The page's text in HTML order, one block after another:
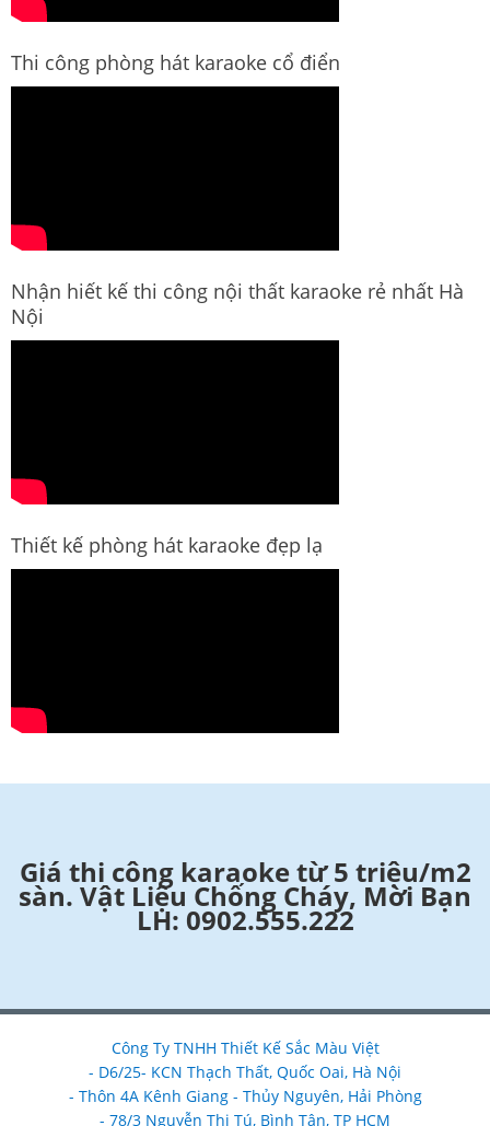
Thi công phòng hát karaoke cổ điển
Nhận hiết kế thi công nội thất karaoke rẻ nhất Hà
Nội
Thiết kế phòng hát karaoke đẹp lạ
Giá thi công karaoke từ 5 triệu/m2
sàn. Vật Liệu Chống Cháy, Mời Bạn
LH: 0902.555.222
Công Ty TNHH Thiết Kế Sắc Màu Việt
- D6/25- KCN Thạch Thất, Quốc Oai, Hà Nội
- Thôn 4A Kênh Giang - Thủy Nguyên, Hải Phòng
- 78/3 Nguyễn Thị Tú, Bình Tân, TP HCM